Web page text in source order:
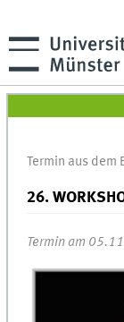
Termin aus dem
26.
Termin am